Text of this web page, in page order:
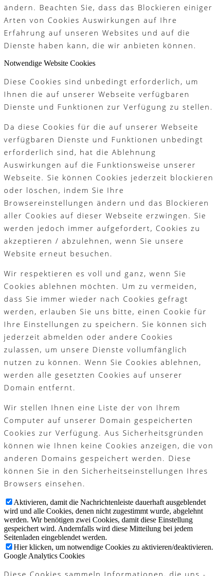
ändern. Beachten Sie, dass das Blockieren einiger
Arten von Cookies Auswirkungen auf Ihre
Erfahrung auf unseren Websites und auf die
Dienste haben kann, die wir anbieten können.
Notwendige Website Cookies
Diese Cookies sind unbedingt erforderlich, um
Ihnen die auf unserer Webseite verfügbaren
Dienste und Funktionen zur Verfügung zu stellen.
Da diese Cookies für die auf unserer Webseite
verfügbaren Dienste und Funktionen unbedingt
erforderlich sind, hat die Ablehnung
Auswirkungen auf die Funktionsweise unserer
Webseite. Sie können Cookies jederzeit blockieren
oder löschen, indem Sie Ihre
Browsereinstellungen ändern und das Blockieren
aller Cookies auf dieser Webseite erzwingen. Sie
werden jedoch immer aufgefordert, Cookies zu
akzeptieren / abzulehnen, wenn Sie unsere
Website erneut besuchen.
Wir respektieren es voll und ganz, wenn Sie
Cookies ablehnen möchten. Um zu vermeiden,
dass Sie immer wieder nach Cookies gefragt
werden, erlauben Sie uns bitte, einen Cookie für
Ihre Einstellungen zu speichern. Sie können sich
jederzeit abmelden oder andere Cookies
zulassen, um unsere Dienste vollumfänglich
nutzen zu können. Wenn Sie Cookies ablehnen,
werden alle gesetzten Cookies auf unserer
Domain entfernt.
Wir stellen Ihnen eine Liste der von Ihrem
Computer auf unserer Domain gespeicherten
Cookies zur Verfügung. Aus Sicherheitsgründen
können wie Ihnen keine Cookies anzeigen, die von
anderen Domains gespeichert werden. Diese
können Sie in den Sicherheitseinstellungen Ihres
Browsers einsehen.
Aktivieren, damit die Nachrichtenleiste dauerhaft ausgeblendet
wird und alle Cookies, denen nicht zugestimmt wurde, abgelehnt
werden. Wir benötigen zwei Cookies, damit diese Einstellung
gespeichert wird. Andernfalls wird diese Mitteilung bei jedem
Seitenladen eingeblendet werden.
Hier klicken, um notwendige Cookies zu aktivieren/deaktivieren.
Google Analytics Cookies
Diese Cookies sammeln Informationen, die uns -